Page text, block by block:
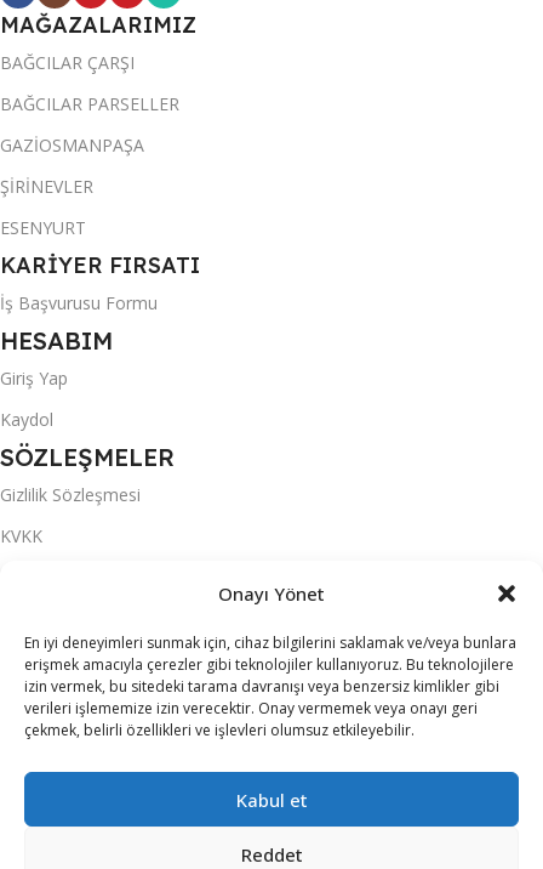
Onayı Yönet
En iyi deneyimleri sunmak için, cihaz bilgilerini saklamak ve/veya bunlara
erişmek amacıyla çerezler gibi teknolojiler kullanıyoruz. Bu teknolojilere
izin vermek, bu sitedeki tarama davranışı veya benzersiz kimlikler gibi
verileri işlememize izin verecektir. Onay vermemek veya onayı geri
çekmek, belirli özellikleri ve işlevleri olumsuz etkileyebilir.
Kabul et
Reddet
MAĞAZALARIMIZ
BAĞCILAR ÇARŞI
BAĞCILAR PARSELLER
GAZİOSMANPAŞA
ŞİRİNEVLER
ESENYURT
KARİYER FIRSATI
İş Başvurusu Formu
HESABIM
Giriş Yap
Kaydol
SÖZLEŞMELER
Gizlilik Sözleşmesi
KVKK
Teslimat Koşulları
Üyelik Sözleşmesi
S.S.S.
MARKALAR
ACER